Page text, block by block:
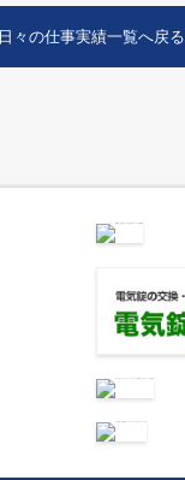
日々の仕事実績一覧へ戻る